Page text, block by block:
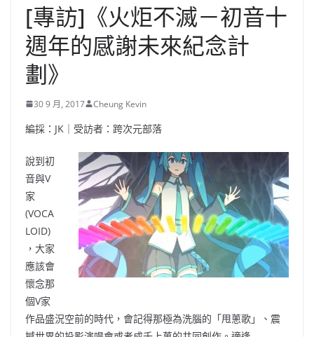
[專訪]《火炬不滅－初音十
週年的感謝未來紀念計
劃》
30 9 月, 2017 Cheung Kevin
編採：JK｜受訪者：跨次元部落
說到初
音與V
家
(VOCA
LOID)
，大家
應該會
懷念那
個V家
作品盛況空前的時代，會記得那極為洗腦的「甩蔥歌」、震